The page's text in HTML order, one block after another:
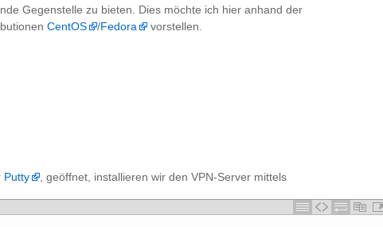
Gegenstelle zu bieten. Dies möchte ich hier anhand der
CentOS /Fedora vorstellen.
Putty , geöffnet, installieren wir den VPN-Server mittels